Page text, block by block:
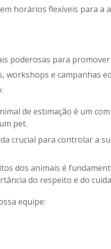
horários flexíveis para a
poderosas para
e campanhas
de estimação é um
pet.
crucial para controlar a
dos animais é
do respeito e do
equipe: